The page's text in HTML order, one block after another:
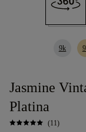
9k
Jasmine
Platina
(11)